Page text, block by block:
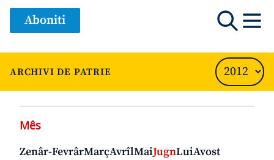
Aboniti
ARCHIVI DE PATRIE
Mês
Zenâr-FevrârMarçAvrîlMaiJugnLuiAvost